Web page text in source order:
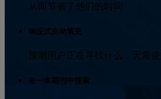
从而节省了他们的时间
响应式自动填充
预测用户正在寻找什么，无需
在一本期刊中搜索